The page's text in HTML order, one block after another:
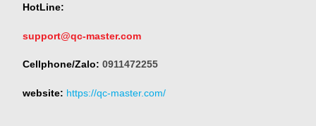
HotLine:
support@qc-master.com
Cellphone/Zalo: 0911472255
website: https://qc-master.com/